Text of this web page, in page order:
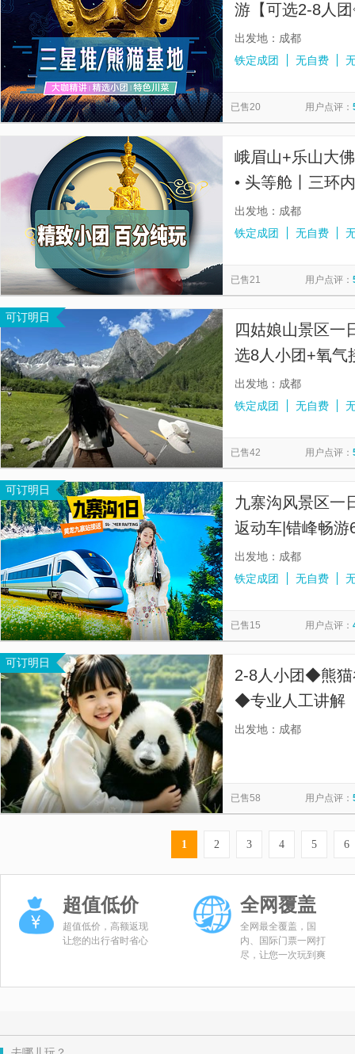
游【可选2-8人
导游丨三环含接
出发地：成都
铁定成团
无自费
已售20 用户点评：
峨眉山+乐山大
• 头等舱丨三环
色2餐】
出发地：成都
铁定成团
无自费
已售21 用户点评：
可订明日
四姑娘山景区一
选8人小团+氧气
自由活动+可升
出发地：成都
铁定成团
无自费
已售42 用户点评：
可订明日
九寨沟风景区一
返动车|错峰畅游
出发地：成都
铁定成团
无自费
已售15 用户点评：
可订明日
2-8人小团◆熊
◆专业人工讲解
深度讲解2.5-3H
出发地：成都
已售58 用户点评：
1 2 3 4 5 6
超值低价
超值低价，高额返现
让您的出行省时省心
全网覆盖
全网最全覆盖，国
内、国际门票一网打
尽，让您一次玩到爽